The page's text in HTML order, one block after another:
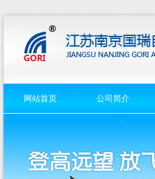
网站首页 公司简介